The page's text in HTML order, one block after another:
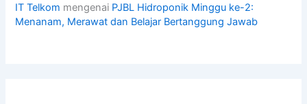
IT Telkom mengenai PJBL Hidroponik Minggu ke-2:
Menanam, Merawat dan Belajar Bertanggung Jawab